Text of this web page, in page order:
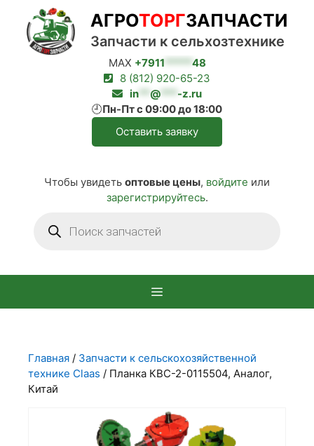
Перейти
содержимому
MAX +7911 ***** 48
8 (812) 920-65-23
in
@ *** -z.ru
🕘Пн-Пт с 09:00 до 18:00
Оставить заявку
Чтобы увидеть оптовые цены, войдите или
зарегистрируйтесь.
товаров
АГРОТОРГЗАПЧАСТИ
Запчасти к сельхозтехнике
Главная / Запчасти к сельскохозяйственной
технике Claas / Планка КВС-2-0115504, Аналог,
Китай